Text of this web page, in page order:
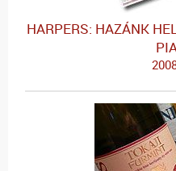
HARPERS: HAZÁNK